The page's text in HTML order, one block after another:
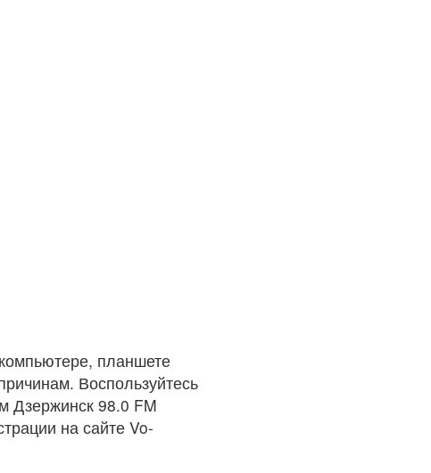
планшете
Воспользуйтесь
Дзержинск 98.0 FM
на сайте Vo-